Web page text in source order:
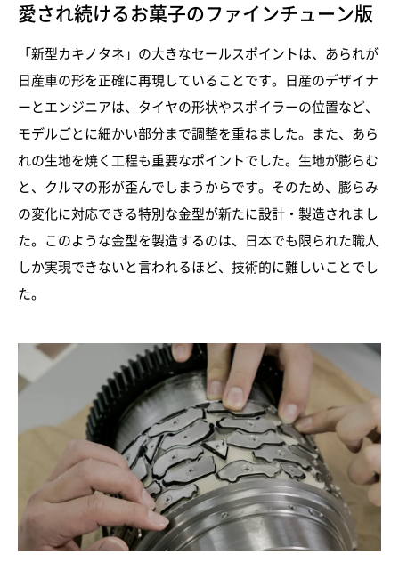
愛され続けるお菓子のファインチューン版
「新型カキノタネ」の大きなセールスポイントは、あられが
日産車の形を正確に再現していることです。日産のデザイナ
ーとエンジニアは、タイヤの形状やスポイラーの位置など、
モデルごとに細かい部分まで調整を重ねました。また、あら
れの生地を焼く工程も重要なポイントでした。生地が膨らむ
と、クルマの形が歪んでしまうからです。そのため、膨らみ
の変化に対応できる特別な金型が新たに設計・製造されまし
た。このような金型を製造するのは、日本でも限られた職人
しか実現できないと言われるほど、技術的に難しいことでし
た。